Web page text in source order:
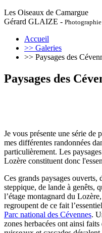
Les Oiseaux de Camargue
Gérard GLAIZE -
Accueil
>> Galeries
>> Paysages des
Paysages des
Je vous présente une série de
mes différentes randonnées
particulièrement. Les
Lozère constituent donc
Ces grands paysages ouverts,
steppique, de lande à genêts,
l’étage montagnard du
regroupent de ce fait
Parc national des Cévennes.
zones herbacées ont ainsi